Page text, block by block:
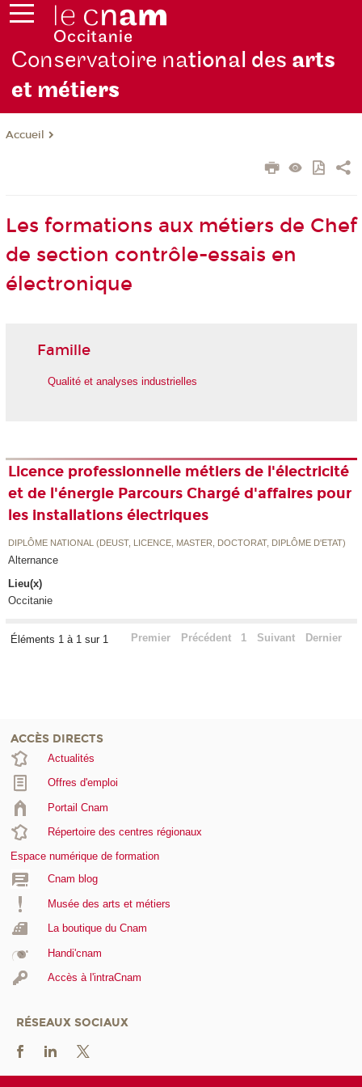
Conservatoire national des arts
et métiers
Accueil
Les formations aux métiers de Chef
de section contrôle-essais en
électronique
Famille
Qualité et analyses industrielles
Licence professionnelle métiers de l'électricité
et de l'énergie Parcours Chargé d'affaires pour
les installations électriques
DIPLÔME NATIONAL (DEUST, LICENCE, MASTER, DOCTORAT, DIPLÔME D'ETAT)
Alternance
Lieu(x)
Occitanie
Éléments 1 à 1 sur 1 Premier Précédent 1 Suivant Dernier
ACCÈS DIRECTS
Actualités
Offres d'emploi
Portail Cnam
Répertoire des centres régionaux
Espace numérique de formation
Cnam blog
Musée des arts et métiers
La boutique du Cnam
Handi'cnam
Accès à l'intraCnam
RÉSEAUX SOCIAUX